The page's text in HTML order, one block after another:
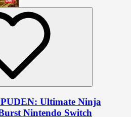
Ultimate Ninja
Nintendo Switch